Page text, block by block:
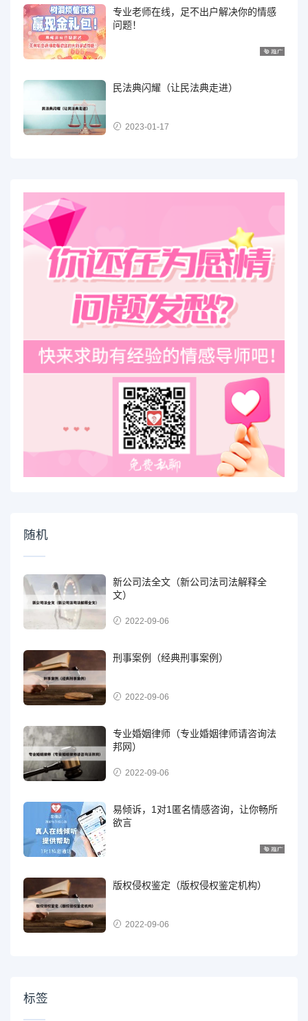
专业老师在线，足不出户解决你的情感
问题！
民法典闪耀（让民法典走进）
2023-01-17
随机
新公司法全文（新公司法司法解释全
文）
2022-09-06
刑事案例（经典刑事案例）
2022-09-06
专业婚姻律师（专业婚姻律师请咨询法
邦网）
2022-09-06
易倾诉，1对1匿名情感咨询，让你畅所
欲言
版权侵权鉴定（版权侵权鉴定机构）
2022-09-06
标签